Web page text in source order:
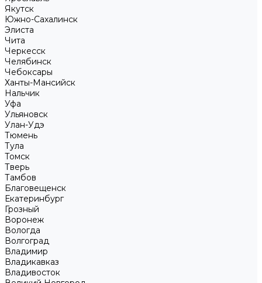
Якутск
Южно-Сахалинск
Элиста
Чита
Черкесск
Челябинск
Чебоксары
Ханты-Мансийск
Нальчик
Уфа
Ульяновск
Улан-Удэ
Тюмень
Тула
Томск
Тверь
Тамбов
Благовещенск
Екатеринбург
Грозный
Воронеж
Вологда
Волгоград
Владимир
Владикавказ
Владивосток